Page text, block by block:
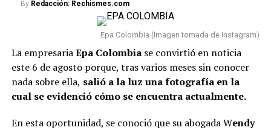
— Colombia Oscura
(@ColombiaOscura)
August 8, 2026
opinión pública y se está a la espera de que los familiares
“Van dos meses. Hoy, después
de dos meses, estoy
totalmente tranquilo, estoy
bien. Incluso, para que dejen el
tema ahí también, con la
mamá de la niña estoy bien.
By Redacción: Rechismes.com
Epa Colombia (Imagen tomada de Instagram)
La empresariaEpa Colombiase convirtió en noticia
este 6 de agosto porque, tras varios meses sin conocer
nada sobre ella, salió a la luz una fotografía en la
cual se evidenció cómo se encuentra actualmente.
En esta oportunidad, se conoció que su abogada Wendy